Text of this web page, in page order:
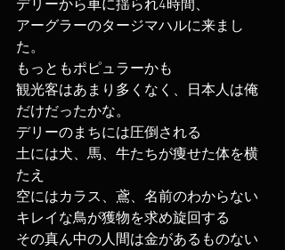
デリーから車に揺られ4時間、
アーグラーのタージマハルに来まし
た。
もっともポピュラーかも
観光客はあまり多くなく、日本人は俺
だけだったかな。
デリーのまちには圧倒される
土には犬、馬、牛たちが痩せた体を横
たえ
空にはカラス、鳶、名前のわからない
キレイな鳥が獲物を求め旋回する
その真ん中の人間は金があるものない